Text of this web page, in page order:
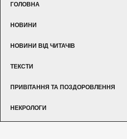
ГОЛОВНА
НОВИНИ
НОВИНИ ВІД ЧИТАЧІВ
ТЕКСТИ
ПРИВІТАННЯ ТА ПОЗДОРОВЛЕННЯ
НЕКРОЛОГИ